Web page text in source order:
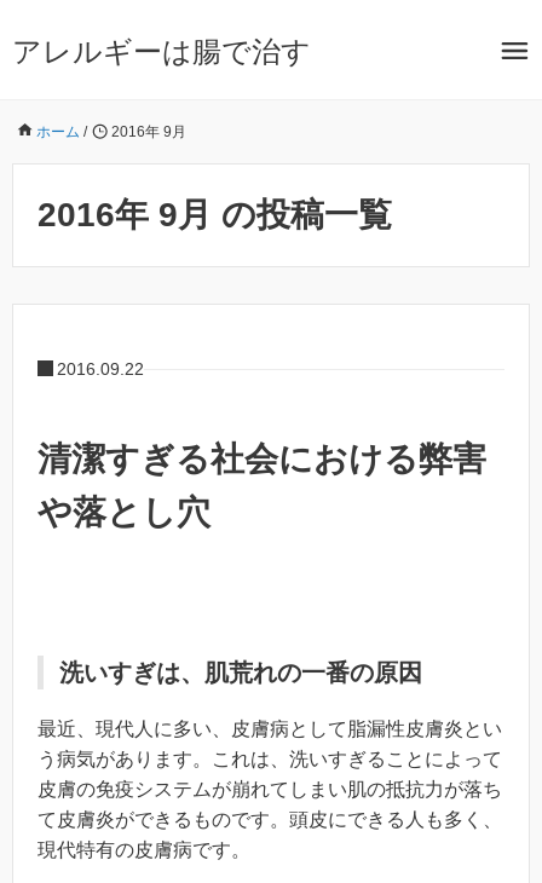
アレルギーは腸で治す
ホーム / 2016年 9月
2016年 9月 の投稿一覧
2016.09.22
清潔すぎる社会における弊害
や落とし穴
洗いすぎは、肌荒れの一番の原因
最近、現代人に多い、皮膚病として脂漏性皮膚炎とい
う病気があります。これは、洗いすぎることによって
皮膚の免疫システムが崩れてしまい肌の抵抗力が落ち
て皮膚炎ができるものです。頭皮にできる人も多く、
現代特有の皮膚病です。